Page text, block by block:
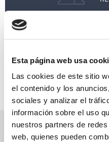
Esta página web usa
Las cookies de este sitio
el contenido y los
sociales y analizar el
información sobre el uso
nuestros partners de
web, quienes pueden
NEWSLETTER